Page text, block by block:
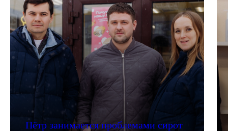
Пётр занимается проблемами сирот